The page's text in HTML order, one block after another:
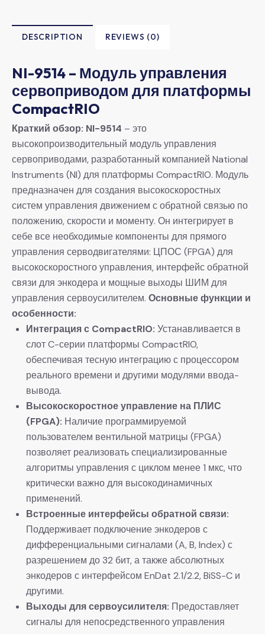
DESCRIPTION REVIEWS (0)
​NI-9514 – Модуль управления
сервоприводом для платформы
CompactRIO​
​Краткий обзор:​ ​NI-9514​ ​ – это
высокопроизводительный модуль управления
сервоприводами, разработанный компанией National
Instruments (NI) для платформы CompactRIO. Модуль
предназначен для создания высокоскоростных
систем управления движением с обратной связью по
положению, скорости и моменту. Он интегрирует в
себе все необходимые компоненты для прямого
управления серводвигателями: ЦПОС (FPGA) для
высокоскоростного управления, интерфейс обратной
связи для энкодера и мощные выходы ШИМ для
управления сервоусилителем. ​ ​Основные функции и
особенности:​
​Интеграция с CompactRIO:​ ​ Устанавливается в
слот C-серии платформы CompactRIO,
обеспечивая тесную интеграцию с процессором
реального времени и другими модулями ввода-
вывода.
​Высокоскоростное управление на ПЛИС
(FPGA):​ ​ Наличие программируемой
пользователем вентильной матрицы (FPGA)
позволяет реализовать специализированные
алгоритмы управления с циклом менее 1 мкс, что
критически важно для высокодинамичных
применений.
​Встроенные интерфейсы обратной связи:​
Поддерживает подключение энкодеров с
дифференциальными сигналами (A, B, Index) с
разрешением до 32 бит, а также абсолютных
энкодеров с интерфейсом EnDat 2.1/2.2, BiSS-C и
другими.
​Выходы для сервоусилителя:​ ​ Предоставляет
сигналы для непосредственного управления